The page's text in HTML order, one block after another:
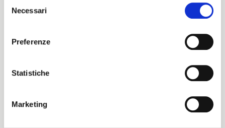
delNecessari
Preferenze
Statistiche
MarketingCertification characteristics